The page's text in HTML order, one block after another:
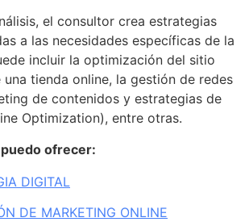
el consultor crea estrategias
a las necesidades específicas de la
incluir la optimización del sitio
tienda online, la gestión de redes
de contenidos y estrategias de
Optimization), entre otras.
ofrecer:
DIGITAL
DE MARKETING ONLINE